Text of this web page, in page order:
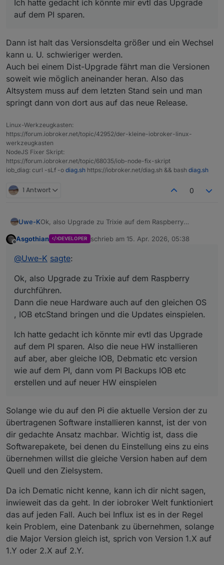
HW einspielen
Ich hatte gedacht ich könnte mir evtl das Upgrade
auf dem PI sparen.
Dann ist halt das Versionsdelta größer und ein Wechsel
kann u. U. schwieriger werden.
Auch bei einem Dist-Upgrade fährt man die Versionen
soweit wie möglich aneinander heran. Also das
Altsystem muss auf dem letzten Stand sein und man
springt dann von dort aus auf das neue Release.
Linux-Werkzeugkasten:
https://forum.iobroker.net/topic/42952/der-kleine-iobroker-linux-
werkzeugkasten
NodeJS Fixer Skript:
https://forum.iobroker.net/topic/68035/iob-node-fix-skript
iob_diag: curl -sLf -o diag.sh https://iobroker.net/diag.sh && bash diag.sh
1 Antwort 0
Uwe-KOk, also Upgrade zu Trixie auf dem Raspberry
Dann die neue Hardware auch auf den gleichen OS ,
Ich hatte gedacht ich könnte mir evtl das Upgrade auf
aber gleiche IOB, Debmatic etc version wie auf dem PI,
HW einspielen
Offline
Asgothian DEVELOPER schrieb am 15. Apr. 2026, 05:38
zuletzt editiert von
@Uwe-K sagte:
Ok, also Upgrade zu Trixie auf dem Raspberry
durchführen.
Dann die neue Hardware auch auf den gleichen OS
, IOB etcStand bringen und die Updates einspielen.
Ich hatte gedacht ich könnte mir evtl das Upgrade
auf dem PI sparen. Also die neue HW installieren
auf aber, aber gleiche IOB, Debmatic etc version
wie auf dem PI, dann vom PI Backups IOB etc
erstellen und auf neuer HW einspielen
Solange wie du auf den Pi die aktuelle Version der zu
übertragenen Software installieren kannst, ist der von
dir gedachte Ansatz machbar. Wichtig ist, dass die
Softwarepakete, bei denen du Einstellung eins zu eins
übernehmen willst die gleiche Version haben auf dem
Quell und den Zielsystem.
Da ich Dematic nicht kenne, kann ich dir nicht sagen,
inwieweit das da geht. In der iobroker Welt funktioniert
das auf jeden Fall. Auch bei Influx ist es in der Regel
kein Problem, eine Datenbank zu übernehmen, solange
die Major Version gleich ist, sprich von Version 1.X auf
1.Y oder 2.X auf 2.Y.